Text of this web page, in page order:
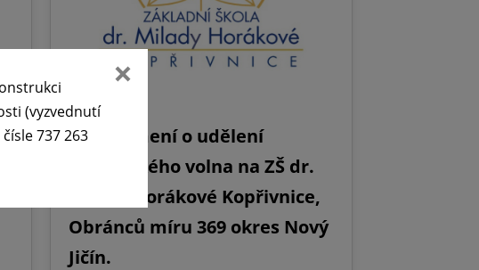
🪧Oznámení o udělení
ředitelského volna na ZŠ dr.
Milady Horákové Kopřivnice,
Obránců míru 369 okres Nový
Jičín.
(vyzvednutí
737 263